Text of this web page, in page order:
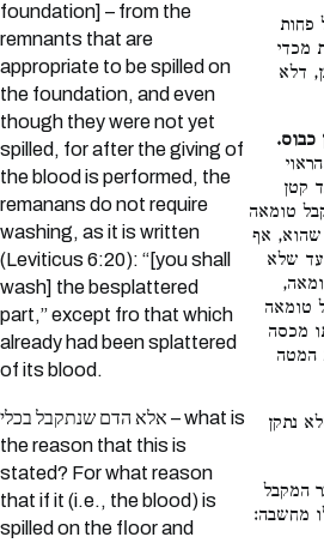
foundation] – from the
remnants that are
appropriate to be spilled on
the foundation, and even
though they were not yet
spilled, for after the giving of
the blood is performed, the
remanans do not require
washing, as it is written
(Leviticus 6:20): “[you shall
wash] the besplattered
part,” except fro that which
already had been splattered
of its blood.
אלא הדם שנתקבל בכלי – what is
the reason that this is
stated? For what reason
that if it (i.e., the blood) is
spilled on the floor and
פחות
מכדי
דלא
כבוס.
קטן
טומאה
שהוא, אף
שלא
טומאה
מכסה
המטה
נתקן
המקבל
מחשבה: